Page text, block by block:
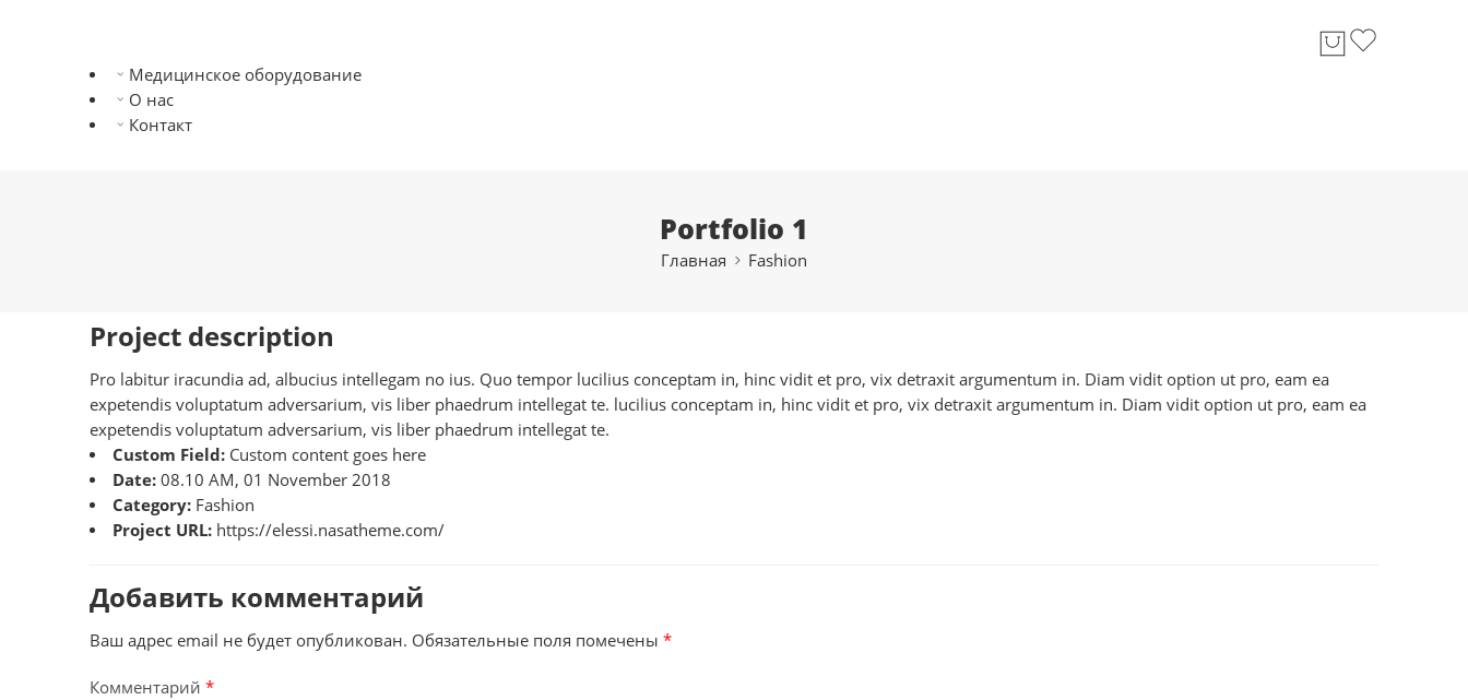
Медицинское оборудование
О нас
Контакт
Portfolio 1
Главная Fashion
Project description
Pro labitur iracundia ad, albucius intellegam no ius. Quo tempor lucilius conceptam in, hinc vidit et pro, vix detraxit argumentum in. Diam vidit option ut pro, eam ea
expetendis voluptatum adversarium, vis liber phaedrum intellegat te. lucilius conceptam in, hinc vidit et pro, vix detraxit argumentum in. Diam vidit option ut pro, eam ea
expetendis voluptatum adversarium, vis liber phaedrum intellegat te.
Custom Field:Custom content goes here
Date:08.10 AM, 01 November 2018
Category: Fashion
Project URL: https://elessi.nasatheme.com/
Добавить комментарий
Ваш адрес email не будет опубликован. Обязательные поля помечены *
Комментарий *